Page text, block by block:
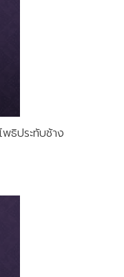
ธิประทับช้าง